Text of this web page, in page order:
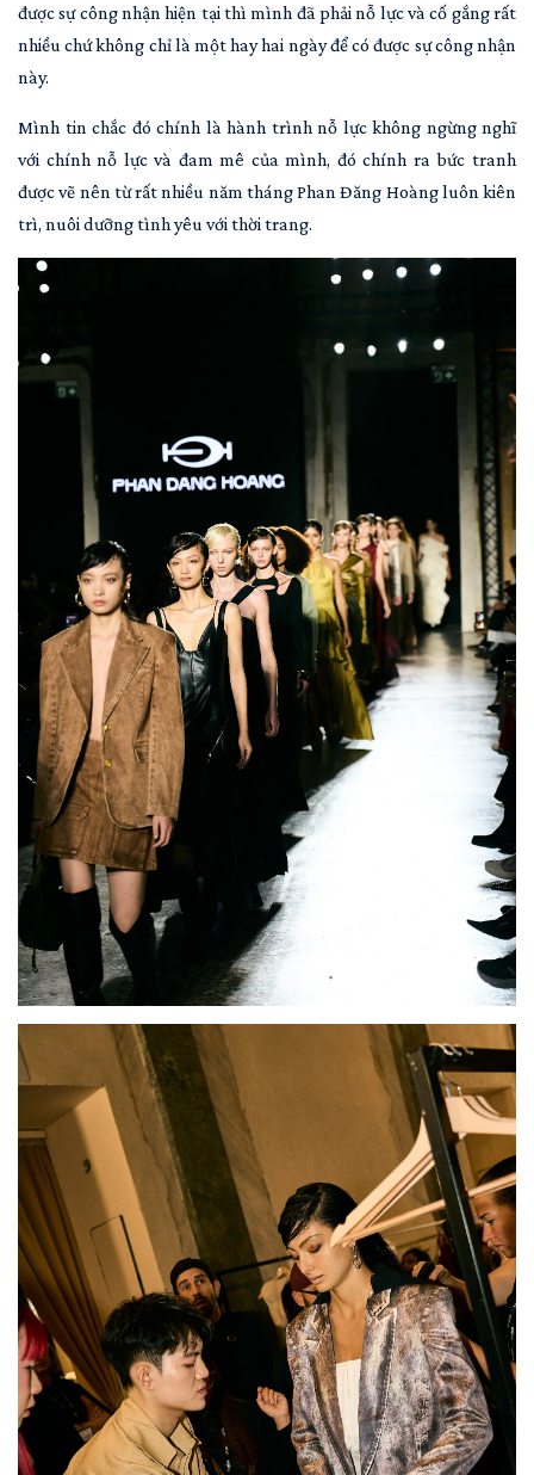
được sự công nhận hiện tại thì mình đã phải nỗ lực và cố gắng rất
nhiều chứ không chỉ là một hay hai ngày để có được sự công nhận
này.
Mình tin chắc đó chính là hành trình nỗ lực không ngừng nghĩ
với chính nỗ lực và đam mê của mình, đó chính ra bức tranh
được vẽ nên từ rất nhiều năm tháng Phan Đăng Hoàng luôn kiên
trì, nuôi dưỡng tình yêu với thời trang.